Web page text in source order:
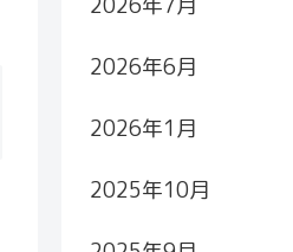
2026年6月
2026年1月
2025年10月